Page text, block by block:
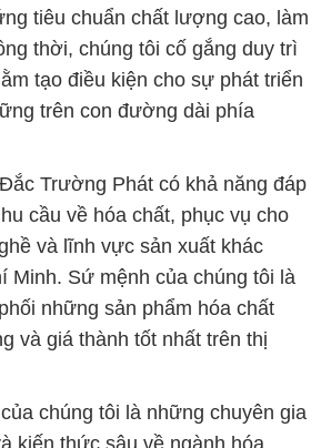
tiêu chuẩn chất lượng cao, làm
thời, chúng tôi cố gắng duy trì
tạo điều kiện cho sự phát triển
trên con đường dài phía
Trường Phát có khả năng đáp
cầu về hóa chất, phục vụ cho
và lĩnh vực sản xuất khác
Minh. Sứ mệnh của chúng tôi là
những sản phẩm hóa chất
và giá thành tốt nhất trên thị
chúng tôi là những chuyên gia
kiến thức sâu về ngành hóa